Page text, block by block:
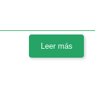
Leer más